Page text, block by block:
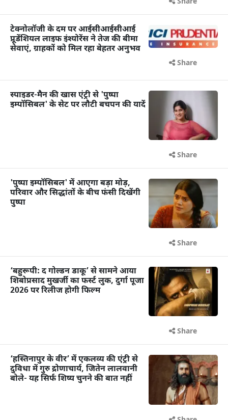
टेक्नोलॉजी के दम पर आईसीआईसीआई
प्रूडेंशियल लाइफ इंश्योरेंस ने तेज की बीमा
सेवाएं, ग्राहकों को मिल रहा बेहतर अनुभव
Share
स्पाइडर-मैन की खास एंट्री से 'पुष्पा
इम्पॉसिबल' के सेट पर लौटी बचपन की यादें
Share
'पुष्पा इम्पॉसिबल' में आएगा बड़ा मोड़,
परिवार और सिद्धांतों के बीच फंसी दिखेंगी
पुष्पा
Share
‘बहुरूपी: द गोल्डन डाकू’ से सामने आया
शिबोप्रसाद मुखर्जी का फर्स्ट लुक, दुर्गा पूजा
2026 पर रिलीज होगी फिल्म
Share
‘हस्तिनापुर के वीर’ में एकलव्य की एंट्री से
दुविधा में गुरु द्रोणाचार्य, जितेन लालवानी
बोले- यह सिर्फ शिष्य चुनने की बात नहीं